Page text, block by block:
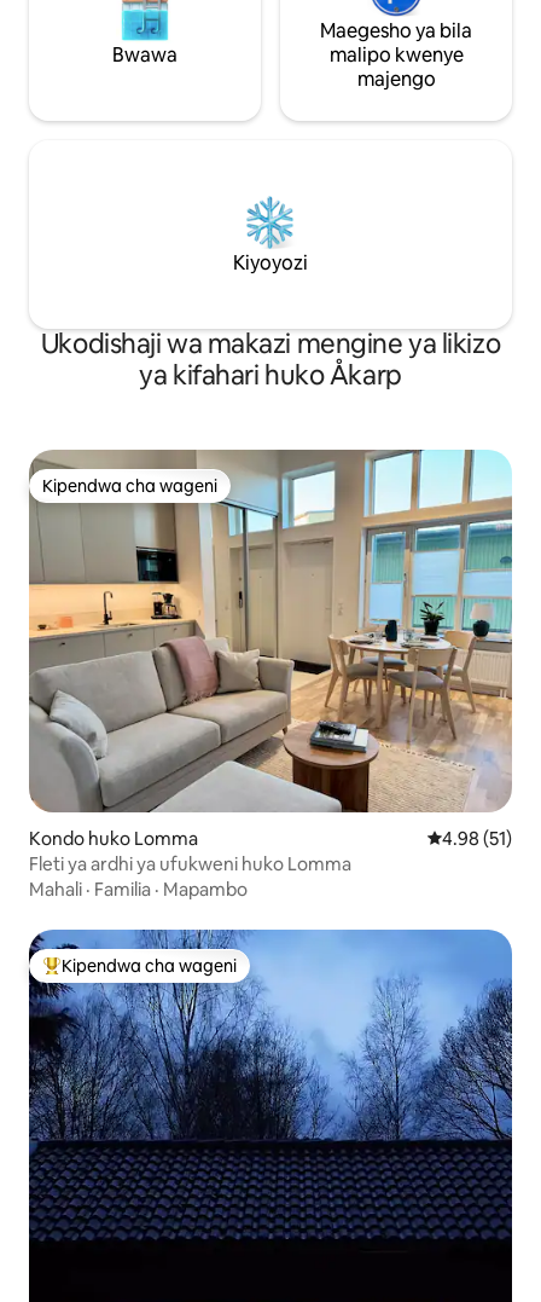
Bwawa
Maegesho ya bila
malipo kwenye
majengo
Kiyoyozi
Ukodishaji wa makazi mengine ya likizo
ya kifahari huko Åkarp
Kipendwa cha wageni
Kipendwa cha wageni
Kondo huko Lomma Ukadiriaji wa
4.98 (51)
Fleti ya ardhi ya ufukweni huko Lomma
Mahali · Familia · Mapambo
Kipendwa maarufu cha wageni
Kipendwa cha wageni